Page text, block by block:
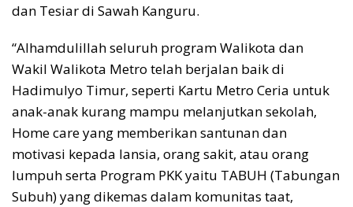
dan Tesiar di Sawah Kanguru.
“Alhamdulillah seluruh program Walikota dan
Wakil Walikota Metro telah berjalan baik di
Hadimulyo Timur, seperti Kartu Metro Ceria untuk
anak-anak kurang mampu melanjutkan sekolah,
Home care yang memberikan santunan dan
motivasi kepada lansia, orang sakit, atau orang
lumpuh serta Program PKK yaitu TABUH (Tabungan
Subuh) yang dikemas dalam komunitas taat,